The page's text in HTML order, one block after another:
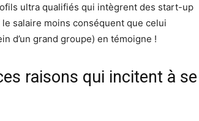
ultra qualifiés qui intègrent des start-up
le salaire moins conséquent que celui
d’un grand groupe) en témoigne !
raisons qui incitent à se